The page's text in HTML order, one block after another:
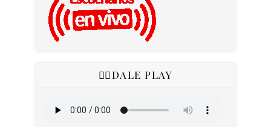
👇🏻DALE PLAY